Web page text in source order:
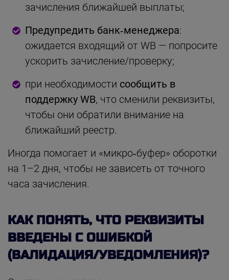
зачисления ближайшей выплаты;
Предупредить банк‑менеджера:
ожидается входящий от WB — попросите
ускорить зачисление/проверку;
при необходимости сообщить в
поддержку WB, что сменили реквизиты,
чтобы они обратили внимание на
ближайший реестр.
Иногда помогает и «микро‑буфер» оборотки
на 1–2 дня, чтобы не зависеть от точного
часа зачисления.
КАК ПОНЯТЬ, ЧТО РЕКВИЗИТЫ
ВВЕДЕНЫ С ОШИБКОЙ
(ВАЛИДАЦИЯ/УВЕДОМЛЕНИЯ)?